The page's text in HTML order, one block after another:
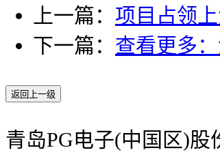
上一篇： 项目占领
下一篇： 查看更多
返回上一级
青岛PG电子(中国区)股